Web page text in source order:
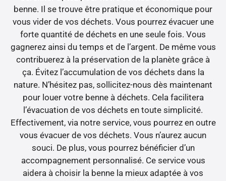
benne. Il se trouve être pratique et économique pour
vous vider de vos déchets. Vous pourrez évacuer une
forte quantité de déchets en une seule fois. Vous
gagnerez ainsi du temps et de l’argent. De même vous
contribuerez à la préservation de la planète grâce à
ça. Évitez l’accumulation de vos déchets dans la
nature. N’hésitez pas, sollicitez-nous dès maintenant
pour louer votre benne à déchets. Cela facilitera
l’évacuation de vos déchets en toute simplicité.
Effectivement, via notre service, vous pourrez en outre
vous évacuer de vos déchets. Vous n’aurez aucun
souci. De plus, vous pourrez bénéficier d’un
accompagnement personnalisé. Ce service vous
aidera à choisir la benne la mieux adaptée à vos